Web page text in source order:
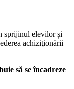
sprijinul elevilor și
achiziţionării
să se încadreze